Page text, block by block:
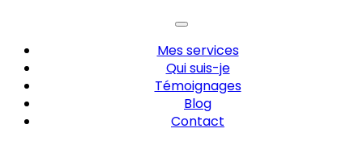
Mes services
Qui suis-je
Témoignages
Blog
Contact